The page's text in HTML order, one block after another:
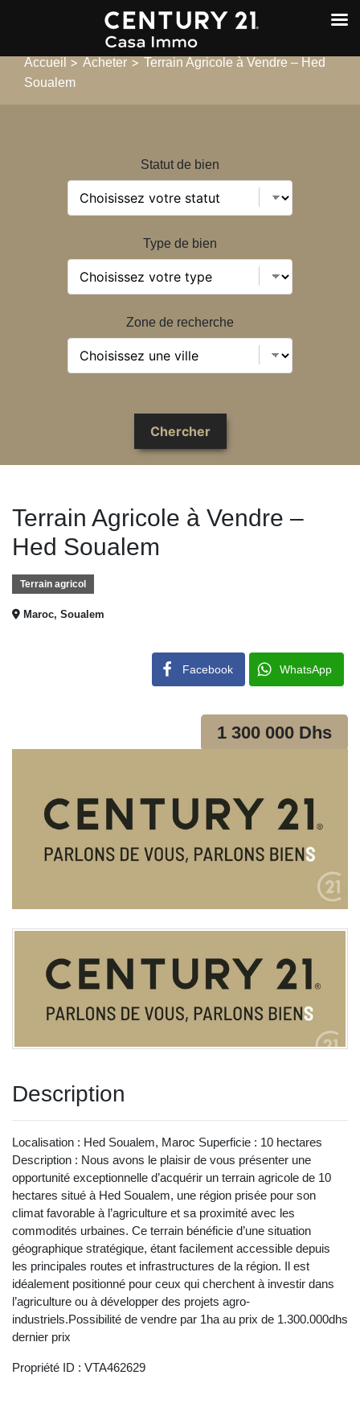
Accueil > Acheter > Terrain Agricole à Vendre – Hed
Soualem
Statut de bien
Type de bien
Zone de recherche
Terrain Agricole à Vendre –
Hed Soualem
Terrain agricol
Maroc, Soualem
Facebook WhatsApp
1 300 000 Dhs
Description
Localisation : Hed Soualem, Maroc Superficie : 10 hectares
Description : Nous avons le plaisir de vous présenter une
opportunité exceptionnelle d’acquérir un terrain agricole de 10
hectares situé à Hed Soualem, une région prisée pour son
climat favorable à l’agriculture et sa proximité avec les
commodités urbaines. Ce terrain bénéficie d’une situation
géographique stratégique, étant facilement accessible depuis
les principales routes et infrastructures de la région. Il est
idéalement positionné pour ceux qui cherchent à investir dans
l’agriculture ou à développer des projets agro-
industriels.Possibilité de vendre par 1ha au prix de 1.300.000dhs
dernier prix
Propriété ID : VTA462629